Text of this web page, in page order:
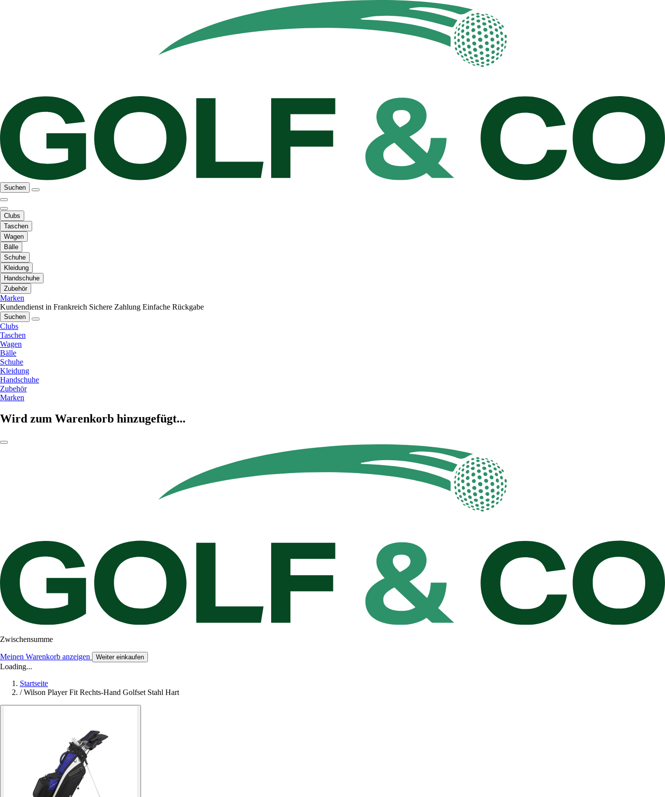
Suchen
Clubs
Taschen
Wagen
Bälle
Schuhe
Kleidung
Handschuhe
Zubehör
Marken
Kundendienst in Frankreich Sichere Zahlung Einfache Rückgabe
Suchen
Clubs
Taschen
Wagen
Bälle
Schuhe
Kleidung
Handschuhe
Zubehör
Marken
Wird zum Warenkorb hinzugefügt...
Zwischensumme
Meinen Warenkorb anzeigen Weiter einkaufen
Loading...
Startseite
/ Wilson Player Fit Rechts-Hand Golfset Stahl Hart